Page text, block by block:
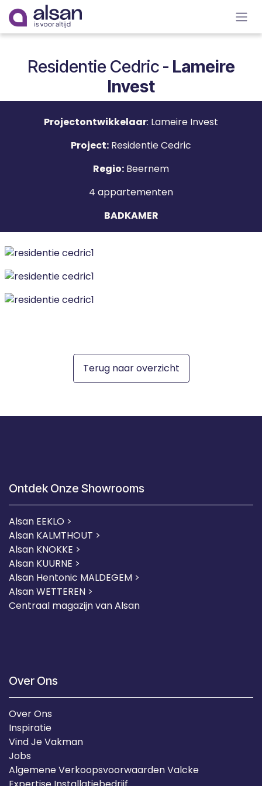
Overslaan naar inhoud
Residentie Cedric - Lameire
Invest
Projectontwikkelaar: Lameire Invest
Project: Residentie Cedric
Regio: Beernem
4 appartementen
BADKAMER
Terug naar overzicht
Ontdek Onze Showrooms
Alsan EEKLO >
Alsan KALMTHOUT >
Alsan KNOKKE >
Alsan KUURNE >
Alsan Hentonic MALDEGEM >
Alsan WETTEREN >
Centraal magazijn van Alsan
Over Ons
Over Ons
Inspiratie
Vind Je Vakman
Jobs
Algemene Verkoopsvoorwaarden Valcke